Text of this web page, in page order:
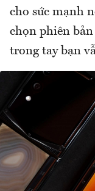
cho sức mạnh
chọn phiên
trong tay bạn